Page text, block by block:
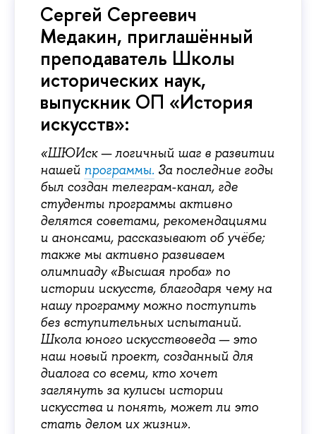
Сергей Сергеевич
Медакин, приглашённый
преподаватель Школы
исторических наук,
выпускник ОП «История
искусств»:
«ШЮИск — логичный шаг в развитии
нашей программы. За последние годы
был создан телеграм-канал, где
студенты программы активно
делятся советами, рекомендациями
и анонсами, рассказывают об учёбе;
также мы активно развиваем
олимпиаду «Высшая проба» по
истории искусств, благодаря чему на
нашу программу можно поступить
без вступительных испытаний.
Школа юного искусствоведа — это
наш новый проект, созданный для
диалога со всеми, кто хочет
заглянуть за кулисы истории
искусства и понять, может ли это
стать делом их жизни».